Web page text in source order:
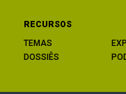
RECURSOS
TEMAS
DOSSIÊS